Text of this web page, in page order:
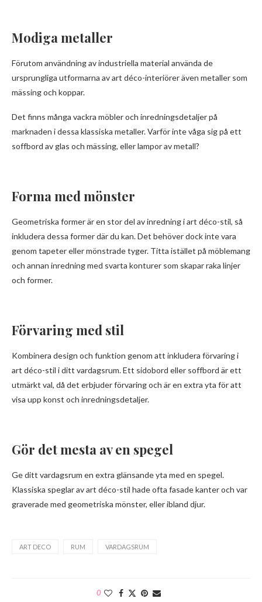
Modiga metaller
Förutom användning av industriella material använda de
ursprungliga utformarna av art déco-interiörer även metaller som
mässing och koppar.
Det finns många vackra möbler och inredningsdetaljer på
marknaden i dessa klassiska metaller. Varför inte våga sig på ett
soffbord av glas och mässing, eller lampor av metall?
Forma med mönster
Geometriska former är en stor del av inredning i art déco-stil, så
inkludera dessa former där du kan. Det behöver dock inte vara
genom tapeter eller mönstrade tyger. Titta istället på möblemang
och annan inredning med svarta konturer som skapar raka linjer
och former.
Förvaring med stil
Kombinera design och funktion genom att inkludera förvaring i
art déco-stil i ditt vardagsrum. Ett sidobord eller soffbord är ett
utmärkt val, då det erbjuder förvaring och är en extra yta för att
visa upp konst och inredningsdetaljer.
Gör det mesta av en spegel
Ge ditt vardagsrum en extra glänsande yta med en spegel.
Klassiska speglar av art déco-stil hade ofta fasade kanter och var
graverade med geometriska mönster, eller ibland djur.
ART DECO RUM VARDAGSRUM
0